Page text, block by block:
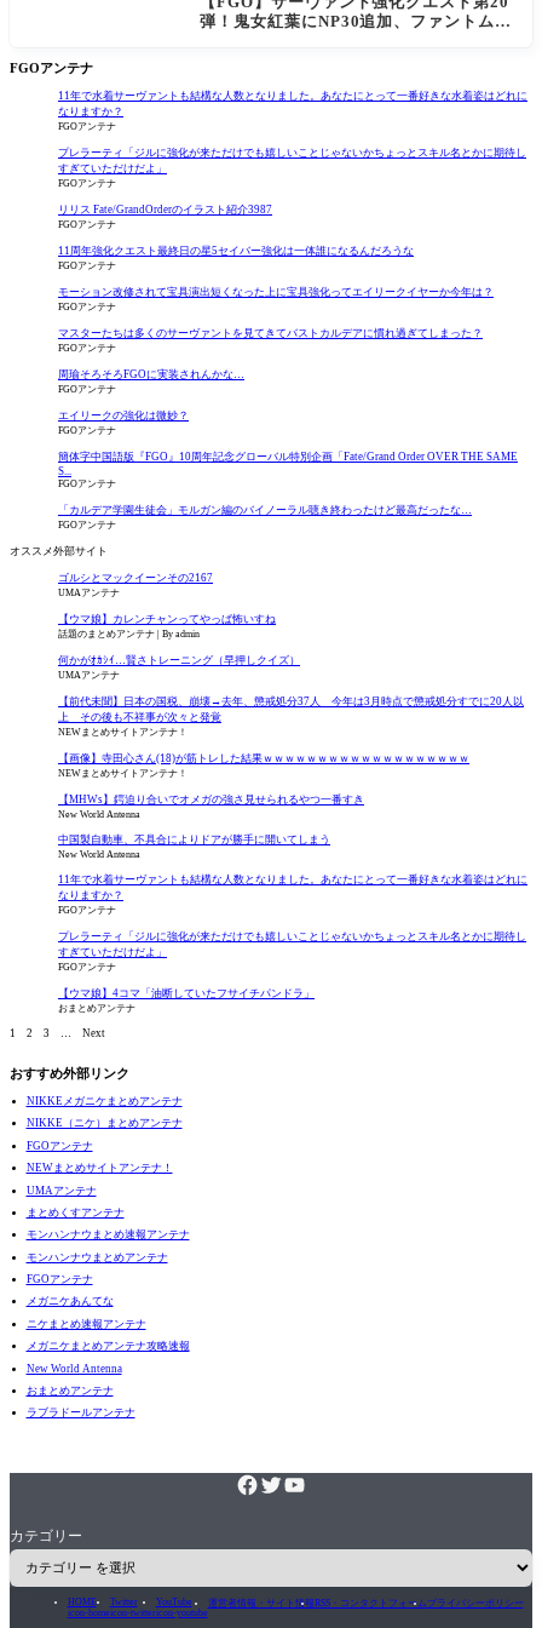
弾！鬼女紅葉にNP30追加、ファントムも
FGOアンテナ
11年で水着サーヴァントも結構な人数となりました。あなたにとって一番好きな水着姿はどれに
なりますか？
FGOアンテナ
プレラーティ「ジルに強化が来ただけでも嬉しいことじゃないかちょっとスキル名とかに期待し
すぎていただけだよ」
FGOアンテナ
リリス Fate/GrandOrderのイラスト紹介3987
FGOアンテナ
11周年強化クエスト最終日の星5セイバー強化は一体誰になるんだろうな
FGOアンテナ
モーション改修されて宝具演出短くなった上に宝具強化ってエイリークイヤーか今年は？
FGOアンテナ
マスターたちは多くのサーヴァントを見てきてバストカルデアに慣れ過ぎてしまった？
FGOアンテナ
周瑜そろそろFGOに実装されんかな…
FGOアンテナ
エイリークの強化は微妙？
FGOアンテナ
簡体字中国語版『FGO』10周年記念グローバル特別企画「Fate/Grand Order OVER THE SAME
S...
FGOアンテナ
「カルデア学園生徒会」モルガン編のバイノーラル聴き終わったけど最高だったな…
FGOアンテナ
オススメ外部サイト
ゴルシとマックイーンその2167
UMAアンテナ
【ウマ娘】カレンチャンってやっぱ怖いすね
話題のまとめアンテナ By admin
何かがｵｶｼｲ…賢さトレーニング（早押しクイズ）
UMAアンテナ
【前代未聞】日本の国税、崩壊→去年、懲戒処分37人 今年は3月時点で懲戒処分すでに20人以
上 その後も不祥事が次々と発覚
NEWまとめサイトアンテナ！
【画像】寺田心さん(18)が筋トレした結果ｗｗｗｗｗｗｗｗｗｗｗｗｗｗｗｗｗｗｗ
NEWまとめサイトアンテナ！
【MHWs】鍔迫り合いでオメガの強さ見せられるやつ一番すき
New World Antenna
中国製自動車、不具合によりドアが勝手に開いてしまう
New World Antenna
11年で水着サーヴァントも結構な人数となりました。あなたにとって一番好きな水着姿はどれに
なりますか？
FGOアンテナ
プレラーティ「ジルに強化が来ただけでも嬉しいことじゃないかちょっとスキル名とかに期待し
すぎていただけだよ」
FGOアンテナ
【ウマ娘】4コマ「油断していたフサイチパンドラ」
おまとめアンテナ
1 2 3 Next
おすすめ外部リンク
NIKKEメガニケまとめアンテナ
NIKKE（ニケ）まとめアンテナ
FGOアンテナ
NEWまとめサイトアンテナ！
UMAアンテナ
まとめくすアンテナ
モンハンナウまとめ速報アンテナ
モンハンナウまとめアンテナ
FGOアンテナ
メガニケあんてな
ニケまとめ速報アンテナ
メガニケまとめアンテナ攻略速報
New World Antenna
おまとめアンテナ
ラブラドールアンテナ
カテゴリー
HOME
icon-home
Twitter
icon-twitter
YouTube
icon-youtube
運営者情報・サイト情報RSS・コンタクトフォームプライバシーポリシー